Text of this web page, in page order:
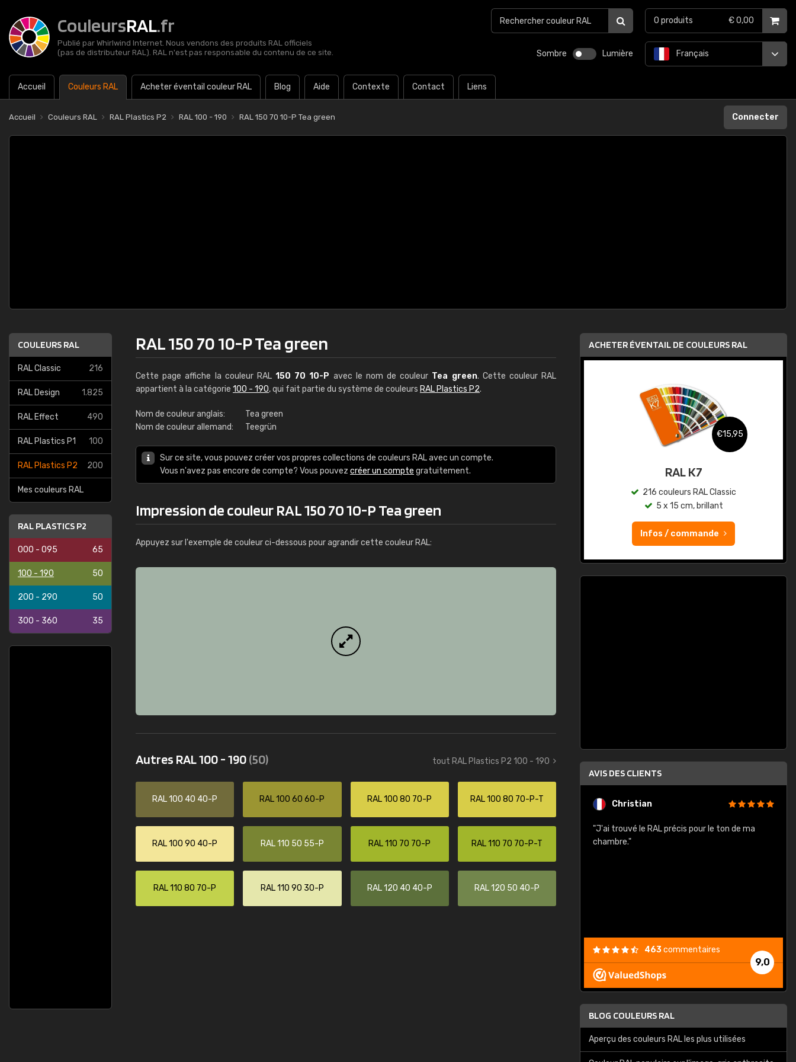
CouleursRAL.fr
Publié par Whirlwind Internet. Nous vendons des produits RAL officiels
(pas de distributeur RAL). RAL n'est pas responsable du contenu de ce site.
Sombre Lumière
Accueil Couleurs RAL Acheter éventail couleur RAL Blog Aide Contexte Contact Liens
Français
0 produits € 0,00
Accueil Couleurs RAL RAL Plastics P2 RAL 100 - 190 RAL 150 70 10-P Tea green Connecter
COULEURS RAL
RAL Classic 216
RAL Design 1.825
RAL Effect 490
RAL Plastics P1 100
RAL Plastics P2 200
Mes couleurs RAL
RAL PLASTICS P2
000 - 095 65
100 - 190 50
200 - 290 50
300 - 360 35
RAL 150 70 10-P Tea green
Cette page affiche la couleur RAL 150 70 10-P avec le nom de couleur Tea green. Cette couleur RAL
appartient à la catégorie 100 - 190, qui fait partie du système de couleurs RAL Plastics P2.
Nom de couleur anglais:
Tea green
Nom de couleur allemand:
Teegrün
Sur ce site, vous pouvez créer vos propres collections de couleurs RAL avec un compte.
Vous n'avez pas encore de compte? Vous pouvez créer un compte gratuitement.
Impression de couleur RAL 150 70 10-P Tea green
Appuyez sur l'exemple de couleur ci-dessous pour agrandir cette couleur RAL:
Autres RAL 100 - 190(50) tout RAL Plastics P2 100 - 190
RAL 100 40 40-P RAL 100 60 60-P RAL 100 80 70-P RAL 100 80 70-P-T
RAL 100 90 40-P RAL 110 50 55-P RAL 110 70 70-P RAL 110 70 70-P-T
RAL 110 80 70-P RAL 110 90 30-P RAL 120 40 40-P RAL 120 50 40-P
ACHETER ÉVENTAIL DE COULEURS RAL
RAL K7 à base d'eau
€15,95
RAL K7
216 couleurs RAL Classic
5 x 15 cm, brillant
Infos / commande
AVIS DES CLIENTS
Guillaume Euvrard
"Le site ne permet pas de voir clairement quels
sont les produits disponibles. Il y a plusieurs
Christian
"J'ai trouvé le RAL précis pour le ton de ma
chambre."
9,0
463commentaires
BLOG COULEURS RAL
Aperçu des couleurs RAL les plus utilisées